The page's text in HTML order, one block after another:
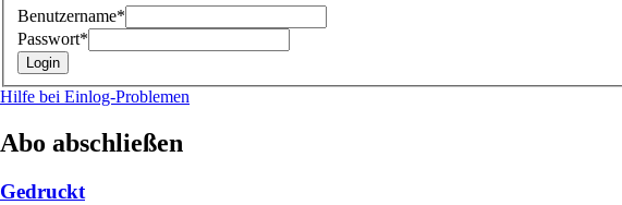
Benutzername*
Passwort*
Hilfe bei Einlog-Problemen
Abo abschließen
Gedruckt